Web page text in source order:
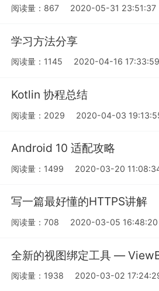
阅读量：867 2020-05-31 23:51:37
学习方法分享
阅读量：1145 2020-04-16 17:33:59
Kotlin 协程总结
阅读量：2029 2020-04-03
Android 10 适配攻略
阅读量：1499 2020-03-20
写一篇最好懂的HTTPS讲解
阅读量：708 2020-03-05 16:48:20
全新的视图绑定工具 —
阅读量：1938 2020-03-02